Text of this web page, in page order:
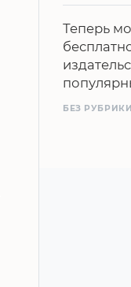
Теперь
БЕЗ РУБРИКИ